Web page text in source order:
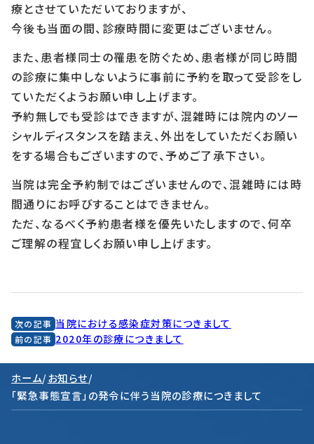
療とさせていただいておりますが、
今後も当面の間、診療時間に変更はございません。
また、患者様同士の罹患を防ぐため、患者様が同じ時間
の診療に集中しないように事前に予約を取って受診をし
ていただくようお願い申し上げます。
予約無しでも受診はできますが、混雑時には院内のソー
シャルディスタンスを踏まえ、外出をしていただくお願い
をする場合もございますので、予めご了承下さい。
当院は完全予約制ではございませんので、混雑時には時
間通りにお呼びすることはできません。
ただ、なるべく予約患者様を優先いたしますので、何卒
ご理解の程宜しくお願い申し上げます。
次の記事 当院における感染症対策につきまして
前の記事 2020年の診療につきまして
ホーム/お知らせ/
「緊急事態宣言」の発令に伴う当院の診療につきまして